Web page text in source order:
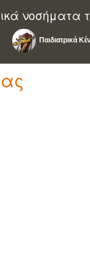
νοσήματα
Παιδιατρικά